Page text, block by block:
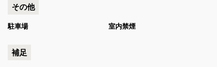
その他
駐車場 室内禁煙
補足